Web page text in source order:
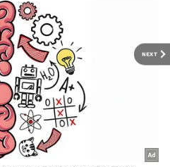
NEXT